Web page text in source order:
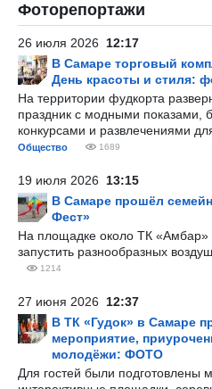
Фоторепортажи
26 июля 2026 12:17
В Самаре торговый
День красоты и стиля:
На территории фудкорта
праздник с модными показами,
конкурсами и развлечениями
Общество 1689
19 июля 2026 13:15
В Самаре прошёл
Фест»
На площадке около ТК
запустить разнообразных
1214
27 июня 2026 12:37
В ТК «Гудок» в Самаре
мероприятие,
молодёжи: ФОТО
Для гостей были подготовлены